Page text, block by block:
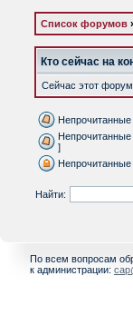
Список форумов
Кто сейчас на
Сейчас этот форум
]
Найти:
По всем вопросам
к администрации: